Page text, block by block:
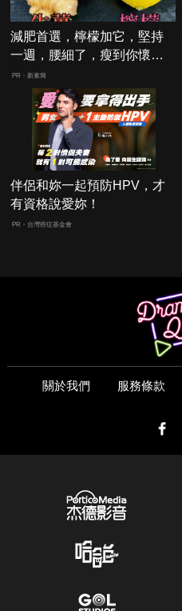
減肥首選，檸檬加它，堅持
一週，腰細了，瘦到你懷疑
人生
PR・新素簡
伴侶和妳一起預防HPV，才
有資格說愛妳！
PR・台灣癌症基金會
關於我們 服務條款